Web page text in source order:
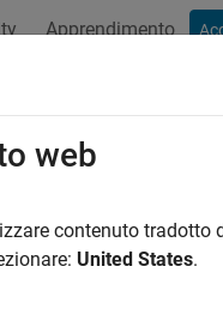
Apprendimento
web
contenuto tradotto
United States.